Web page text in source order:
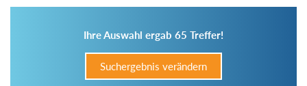
Ihre Auswahl ergab 65 Treffer!
Suchergebnis verändern